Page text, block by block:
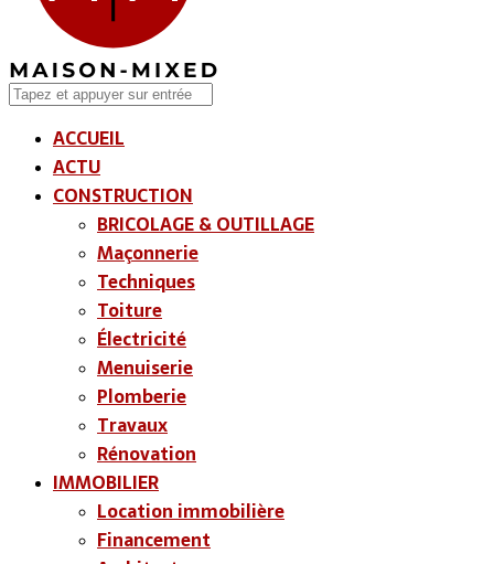
ACCUEIL
ACTU
CONSTRUCTION
BRICOLAGE & OUTILLAGE
Maçonnerie
Techniques
Toiture
Électricité
Menuiserie
Plomberie
Travaux
Rénovation
IMMOBILIER
Location immobilière
Financement